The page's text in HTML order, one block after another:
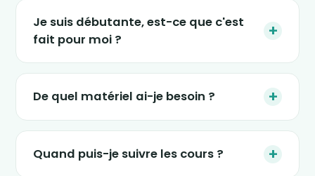
Je suis débutante, est-ce que c'est
fait pour moi ?
+
Absolument. Les séances s'adaptent à tous
semaines » est justement conçu pour
(re)démarrer en douceur, sans impact et sans
De quel matériel ai-je besoin ? +
Le strict minimum : une tablette, un ordinateur
ou un smartphone, un petit espace dans ton
salon et une tenue confortable. Certaines
Quand puis-je suivre les cours ? +